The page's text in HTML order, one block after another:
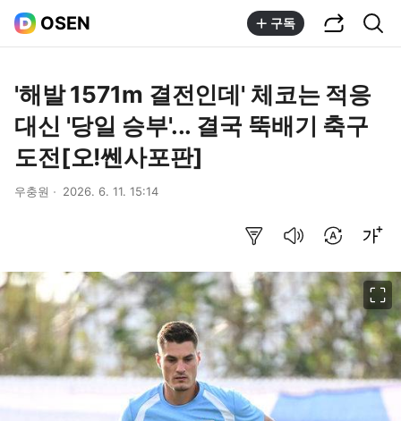
OSEN 구독
'해발 1571m 결전인데' 체코는 적응
대신 '당일 승부'... 결국 뚝배기 축구
도전[오!쎈사포판]
우충원 2026. 6. 11. 15:14